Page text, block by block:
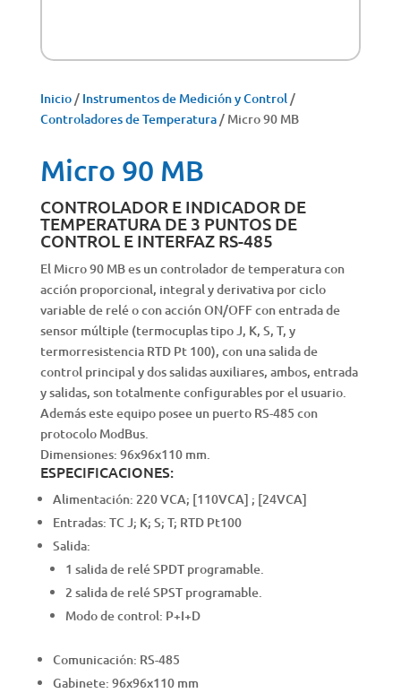
Inicio/ Instrumentos de Medición y Control/
Controladores de Temperatura/ Micro 90 MB
Micro 90 MB
CONTROLADOR E INDICADOR DE
TEMPERATURA DE 3 PUNTOS DE
CONTROL E INTERFAZ RS-485
El Micro 90 MB es un controlador de temperatura con
acción proporcional, integral y derivativa por ciclo
variable de relé o con acción ON/OFF con entrada de
sensor múltiple (termocuplas tipo J, K, S, T, y
termorresistencia RTD Pt 100), con una salida de
control principal y dos salidas auxiliares, ambos, entrada
y salidas, son totalmente configurables por el usuario.
Además este equipo posee un puerto RS-485 con
protocolo ModBus.
Dimensiones: 96x96x110 mm.
ESPECIFICACIONES:
Alimentación: 220 VCA; [110VCA] ; [24VCA]
Entradas: TC J; K; S; T; RTD Pt100
Salida:
1 salida de relé SPDT programable.
2 salida de relé SPST programable.
Modo de control: P+I+D
Comunicación: RS-485
Gabinete: 96x96x110 mm